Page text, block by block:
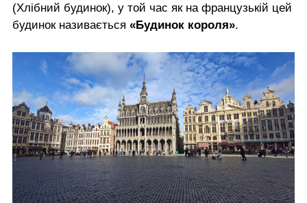
(Хлібний будинок), у той час як на французькій цей
будинок називається «Будинок короля».